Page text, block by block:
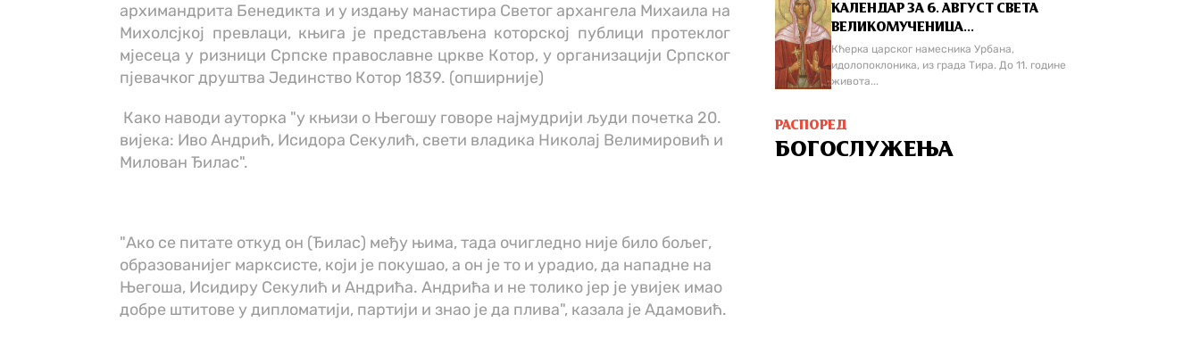
архимандрита Бенедикта и у издању манастира Светог архангела Михаила на
Михолсјкој превлаци, књига је представљена которској публици протеклог
мјесеца у ризници Српске православне цркве Котор, у организацији Српског
пјевачког друштва Јединство Котор 1839. (опширније)
Како наводи ауторка "у књизи о Његошу говоре најмудрији људи почетка 20.
вијека: Иво Андрић, Исидора Секулић, свети владика Николај Велимировић и
Милован Ђилас".
"Ако се питате откуд он (Ђилас) међу њима, тада очигледно није било бољег,
образованијег марксисте, који је покушао, а он је то и урадио, да нападне на
Његоша, Исидиру Секулић и Андрића. Андрића и не толико јер је увијек имао
добре штитове у дипломатији, партији и знао је да плива", казала је Адамовић.
КАЛЕНДАР ЗА 6. АВГУСТ СВЕТА
ВЕЛИКОМУЧЕНИЦА...
Кћерка царског намесника Урбана,
идолопоклоника, из града Тира. До 11. године
живота...
РАСПОРЕД
БОГОСЛУЖЕЊА